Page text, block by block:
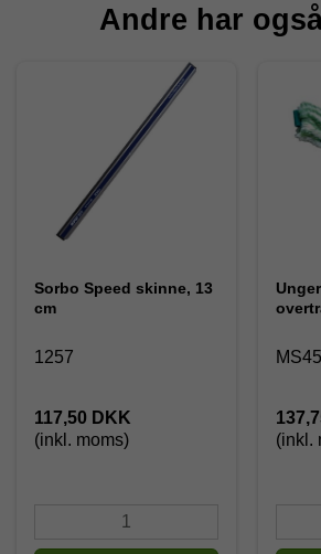
Andre har
Sorbo Speed skinne, 13
cm
1257
117,50 DKK
(inkl. moms)
(inkl.